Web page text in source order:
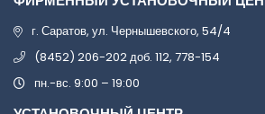
г. Саратов, ул. Чернышевского, 54/4
(8452) 206-202 доб. 112, 778-154
пн.-вс. 9:00 – 19:00